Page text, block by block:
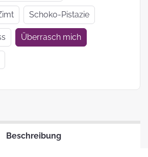
Schoko-Pistazie
Überrasch mich
Beschreibung